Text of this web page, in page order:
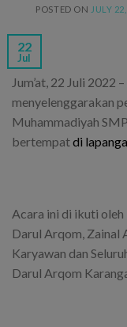
POSTED ON JULY
22
Jul
Jum’at, 22 Juli 2022
menyelenggarakan
Muhammadiyah
bertempatdi
Acara ini di ikuti
Darul Arqom, Zainal
Karyawan dan
Darul Arqom